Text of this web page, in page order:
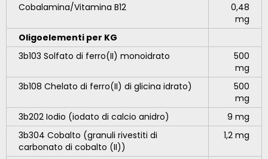
Cobalamina/Vitamina B12
0,48
mg
Oligoelementi per KG
3b103 Solfato di ferro(II) monoidrato
500
mg
3b108 Chelato di ferro(II) di glicina idrato)
500
mg
3b202 Iodio (iodato di calcio anidro)
9 mg
3b304 Cobalto (granuli rivestiti di
carbonato di cobalto (II))
1,2 mg